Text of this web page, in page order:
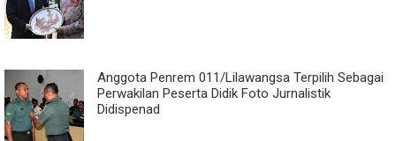
Anggota Penrem 011/Lilawangsa Terpilih Sebagai
Perwakilan Peserta Didik Foto Jurnalistik
Didispenad